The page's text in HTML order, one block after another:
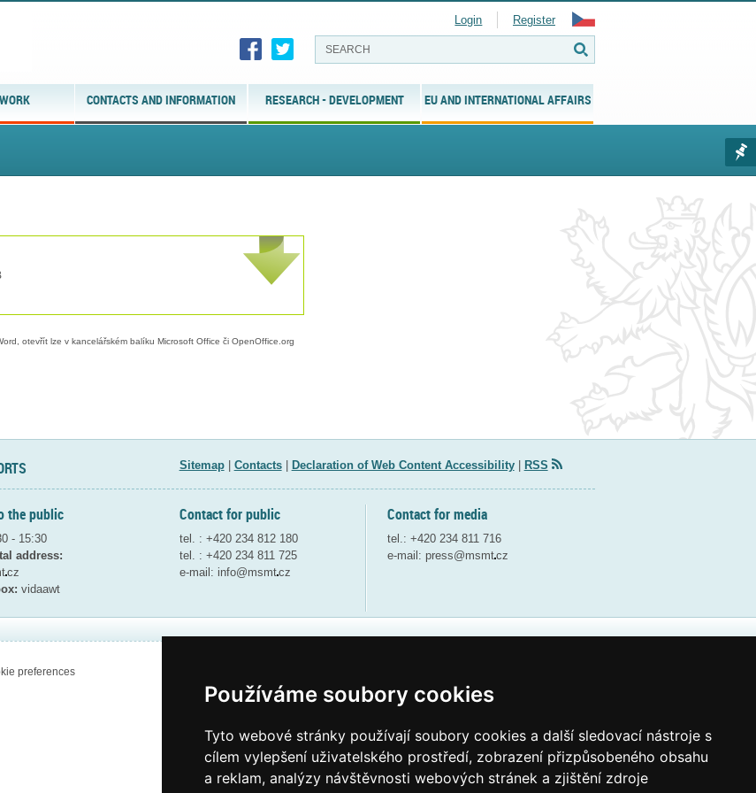
Používáme soubory cookies
Tyto webové stránky používají soubory cookies a další sledovací nástroje s
cílem vylepšení uživatelského prostředí, zobrazení přizpůsobeného obsahu
a reklam, analýzy návštěvnosti webových stránek a zjištění zdroje
CONTACTS AND INFORMATION RESEARCH - DEVELOPMENT EU AND INTERNATIONAL AFFAIRS
Login Register
otevřít lze v kancelářském balíku Microsoft Office či OpenOffice.org
Sitemap| Contacts| Declaration of Web Content Accessibility| RSS
the public
- 15:30
address:
cz
vidaawt
Contact for media
tel.: +420 234 811 716
e-mail: press@msmtcz
Contact for public
tel. : +420 234 812 180
tel. : +420 234 811 725
e-mail: info@msmtcz
preferences